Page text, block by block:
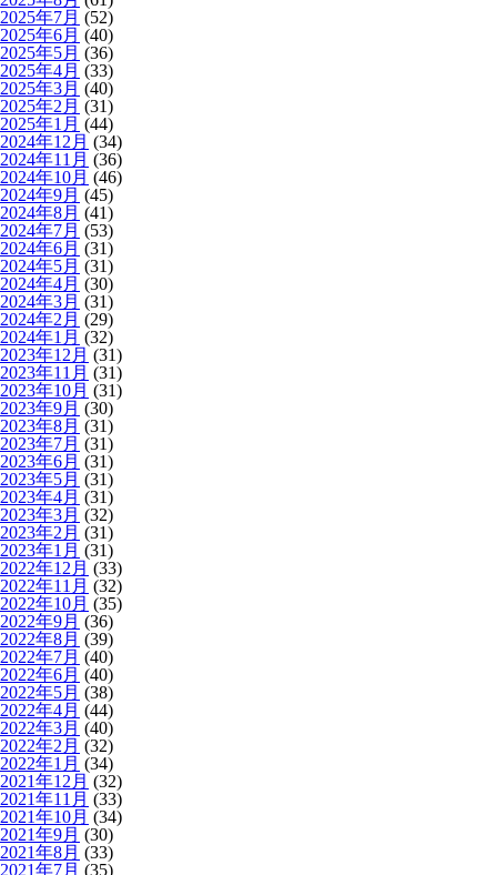
2025年7月 (52)
2025年6月 (40)
2025年5月 (36)
2025年4月 (33)
2025年3月 (40)
2025年2月 (31)
2025年1月 (44)
2024年12月 (34)
2024年11月 (36)
2024年10月 (46)
2024年9月 (45)
2024年8月 (41)
2024年7月 (53)
2024年6月 (31)
2024年5月 (31)
2024年4月 (30)
2024年3月 (31)
2024年2月 (29)
2024年1月 (32)
2023年12月 (31)
2023年11月 (31)
2023年10月 (31)
2023年9月 (30)
2023年8月 (31)
2023年7月 (31)
2023年6月 (31)
2023年5月 (31)
2023年4月 (31)
2023年3月 (32)
2023年2月 (31)
2023年1月 (31)
2022年12月 (33)
2022年11月 (32)
2022年10月 (35)
2022年9月 (36)
2022年8月 (39)
2022年7月 (40)
2022年6月 (40)
2022年5月 (38)
2022年4月 (44)
2022年3月 (40)
2022年2月 (32)
2022年1月 (34)
2021年12月 (32)
2021年11月 (33)
2021年10月 (34)
2021年9月 (30)
2021年8月 (33)
2021年7月 (35)